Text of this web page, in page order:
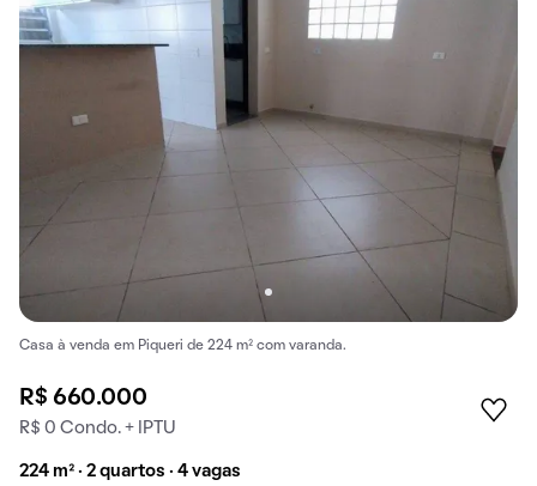
Casa à venda em Piqueri de 224 m² com varanda.
R$ 660.000
R$ 0 Condo. + IPTU
224 m² · 2 quartos · 4 vagas